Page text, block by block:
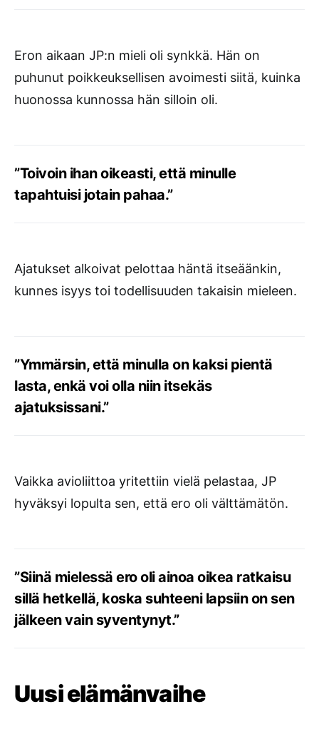
Eron aikaan JP:n mieli oli synkkä. Hän on
puhunut poikkeuksellisen avoimesti siitä, kuinka
huonossa kunnossa hän silloin oli.
”Toivoin ihan oikeasti, että minulle
tapahtuisi jotain pahaa.”
Ajatukset alkoivat pelottaa häntä itseäänkin,
kunnes isyys toi todellisuuden takaisin mieleen.
”Ymmärsin, että minulla on kaksi pientä
lasta, enkä voi olla niin itsekäs
ajatuksissani.”
Vaikka avioliittoa yritettiin vielä pelastaa, JP
hyväksyi lopulta sen, että ero oli välttämätön.
”Siinä mielessä ero oli ainoa oikea ratkaisu
sillä hetkellä, koska suhteeni lapsiin on sen
jälkeen vain syventynyt.”
Uusi elämänvaihe